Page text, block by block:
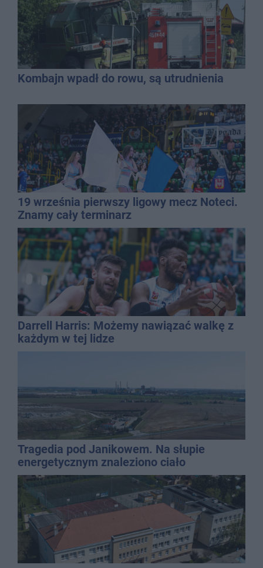
Kombajn wpadł do rowu, są utrudnienia
19 września pierwszy ligowy mecz Noteci.
Znamy cały terminarz
Darrell Harris: Możemy nawiązać walkę z
każdym w tej lidze
Tragedia pod Janikowem. Na słupie
energetycznym znaleziono ciało
mężczyzny